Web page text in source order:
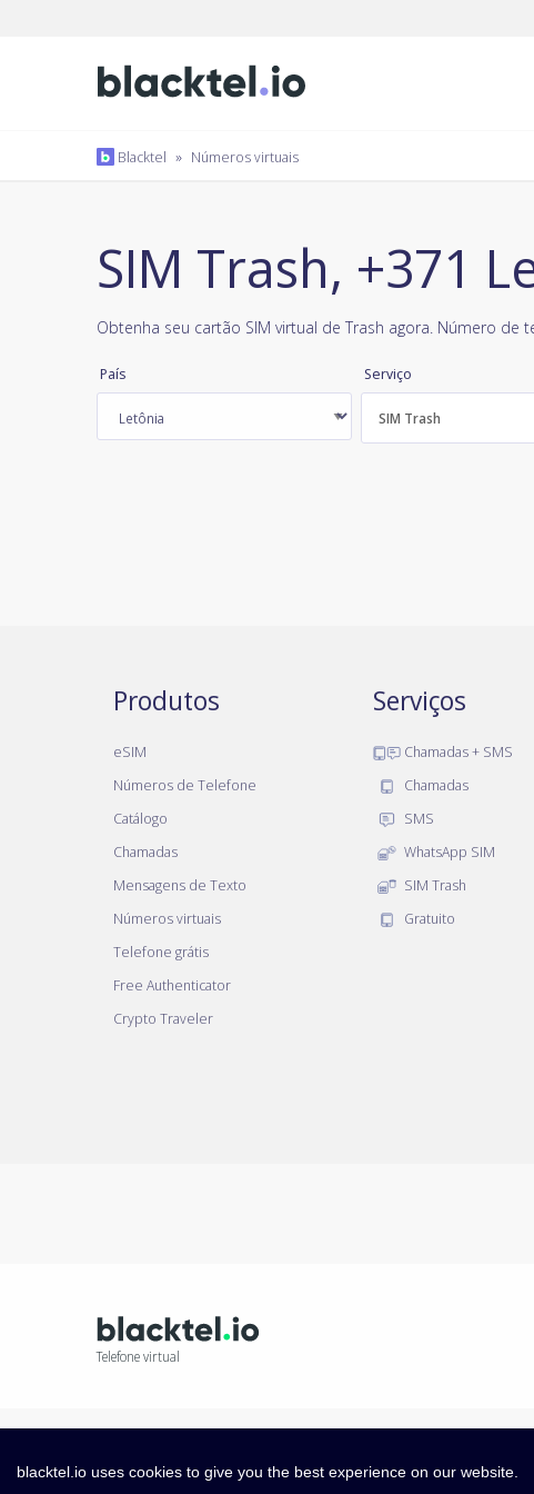
Blacktel » Números virtuais
SIM Trash, +371
Obtenha seu cartão SIM virtual de Trash agora. Número de
País Serviço
SIM Trash
Produtos
eSIM
Números de Telefone
Catálogo
Chamadas
Mensagens de Texto
Números virtuais
Telefone grátis
Free Authenticator
Crypto Traveler
Serviços
Chamadas + SMS
Chamadas
SMS
WhatsApp SIM
SIM Trash
Gratuito
Telefone virtual
blacktel.io uses cookies to give you the best experience on our website.